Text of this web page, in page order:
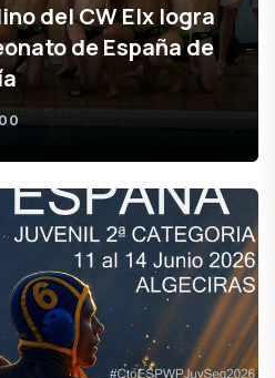
del CW Elx logra
de España de